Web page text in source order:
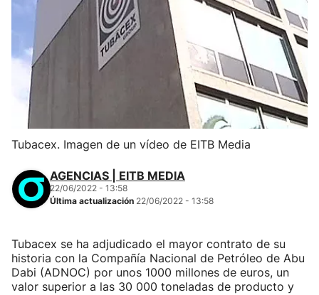
Tubacex. Imagen de un vídeo de EITB Media
AGENCIAS | EITB MEDIA
22/06/2022 - 13:58
Última actualización 22/06/2022 - 13:58
Tubacex se ha adjudicado el mayor contrato de su
historia con la Compañía Nacional de Petróleo de Abu
Dabi (ADNOC) por unos 1000 millones de euros, un
valor superior a las 30 000 toneladas de producto y